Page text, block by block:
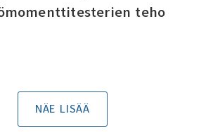
teho
NÄE LISÄÄ